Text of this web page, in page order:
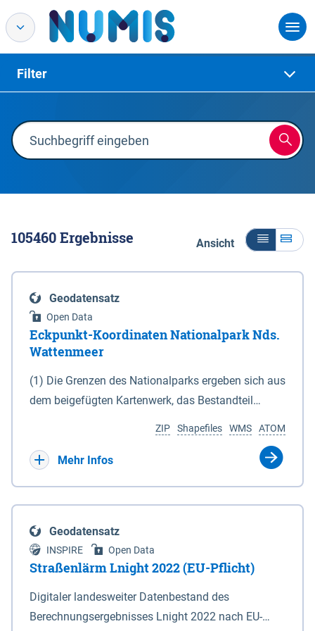
Filter
105460Ergebnisse Ansicht
Geodatensatz
Open Data
Eckpunkt-Koordinaten Nationalpark Nds.
Wattenmeer
(1) Die Grenzen des Nationalparks ergeben sich aus
dem beigefügten Kartenwerk, das Bestandteil
(DTK) im Maßstab 1 : 100 000 (Anlage 2), 2.
verkleinerte Amtliche Karte 1 : 5 000 (AK5) im
projizierte Koordinaten im Europäischen
Terrestrischen Referenzsystem 1989 (ETRS 89) mit
der Universalen Transversalen Mercator-Abbildung
bezogen auf die Zone 32 N (UTM 32N) dargestellt
(Anlage 4); Gleiches gilt für die geografischen
ATOM
WMS
Shapefiles
ZIP
Mehr Infos
Geodatensatz
INSPIRE Open Data
Straßenlärm Lnight 2022 (EU-Pflicht)
Digitaler landesweiter Datenbestand des
Berechnungsergebnisses Lnight 2022 nach EU-